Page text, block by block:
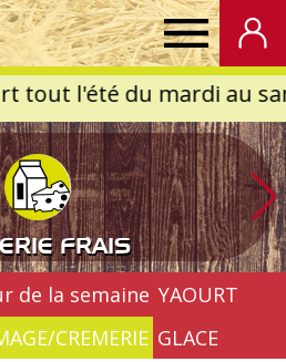
FRAIS
de la semaine YAOURT
CREMERIE GLACE